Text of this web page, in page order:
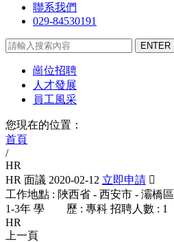
聯系我們
029-84530191
崗位招聘
人才發展
員工風采
您現在的位置：
首頁
/
HR
HR 面議 2020-02-12 立即申請 
工作地點 : 陜西省 - 西安市 - 灞橋區
1-3年 學 歷 : 專科 招聘人數 : 1
HR
上一頁